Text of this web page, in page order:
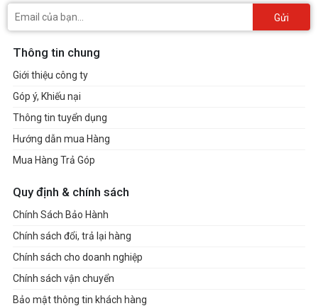
Gửi
Thông tin chung
Giới thiệu công ty
Góp ý, Khiếu nại
Thông tin tuyển dụng
Hướng dẫn mua Hàng
Mua Hàng Trả Góp
Quy định & chính sách
Chính Sách Bảo Hành
Chính sách đổi, trả lại hàng
Chính sách cho doanh nghiệp
Chính sách vận chuyển
Bảo mật thông tin khách hàng